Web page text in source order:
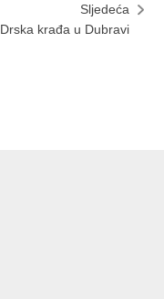
Sljedeća
Drska krađa u Dubravi